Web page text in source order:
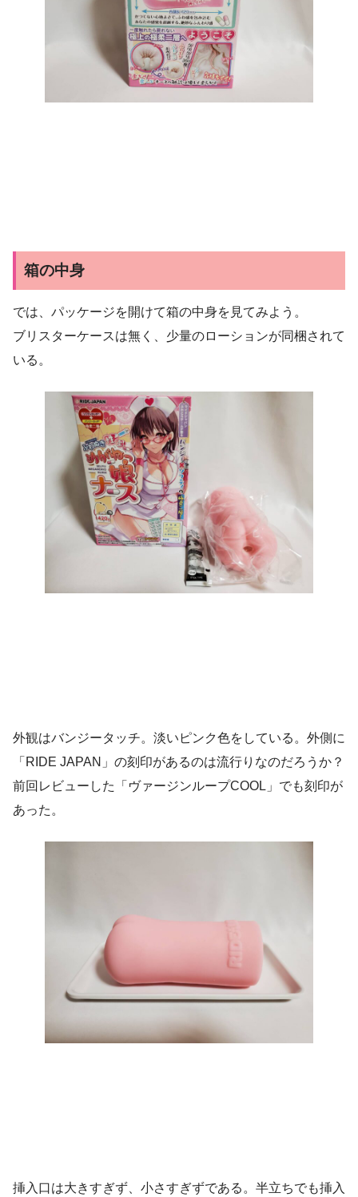
箱の中身
では、パッケージを開けて箱の中身を見てみよう。
ブリスターケースは無く、少量のローションが同梱されて
いる。
外観はバンジータッチ。淡いピンク色をしている。外側に
「RIDE JAPAN」の刻印があるのは流行りなのだろうか？
前回レビューした「ヴァージンループCOOL」でも刻印が
あった。
挿入口は大きすぎず、小さすぎずである。半立ちでも挿入